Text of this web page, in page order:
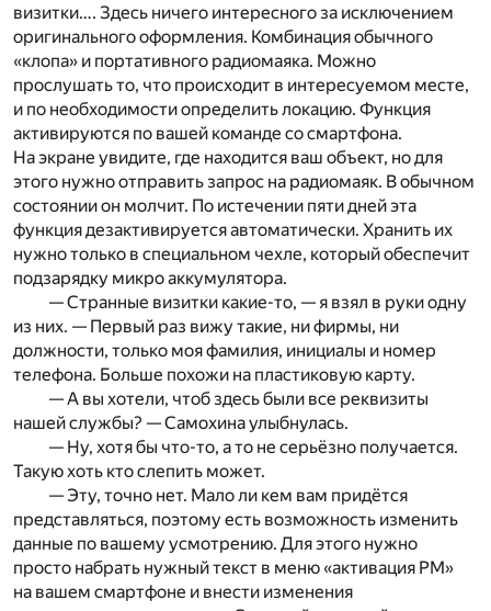
визитки…. Здесь ничего интересного за исключением
оригинального оформления. Комбинация обычного
«клопа» и портативного радиомаяка. Можно
прослушать то, что происходит в интересуемом месте,
и по необходимости определить локацию. Функция
активируются по вашей команде со смартфона.
На экране увидите, где находится ваш объект, но для
этого нужно отправить запрос на радиомаяк. В обычном
состоянии он молчит. По истечении пяти дней эта
функция дезактивируется автоматически. Хранить их
нужно только в специальном чехле, который обеспечит
подзарядку микро аккумулятора.
— Странные визитки какие-то, — я взял в руки одну
из них. — Первый раз вижу такие, ни фирмы, ни
должности, только моя фамилия, инициалы и номер
телефона. Больше похожи на пластиковую карту.
— А вы хотели, чтоб здесь были все реквизиты
нашей службы? — Самохина улыбнулась.
— Ну, хотя бы что-то, а то не серьёзно получается.
Такую хоть кто слепить может.
— Эту, точно нет. Мало ли кем вам придётся
представляться, поэтому есть возможность изменить
данные по вашему усмотрению. Для этого нужно
просто набрать нужный текст в меню «активация РМ»
на вашем смартфоне и внести изменения